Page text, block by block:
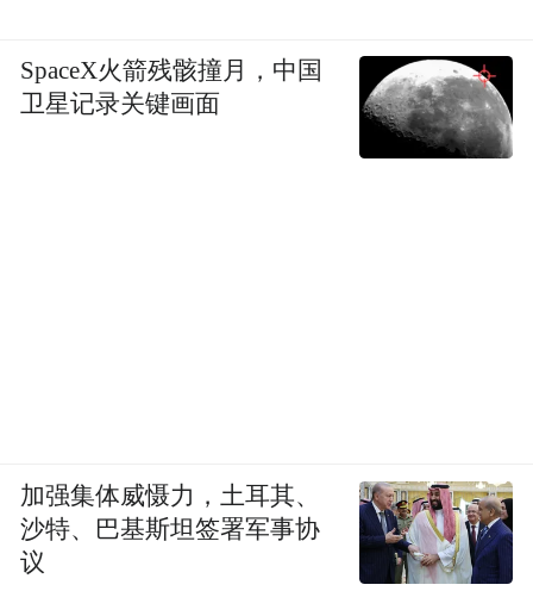
SpaceX火箭残骸撞月，中国
卫星记录关键画面
加强集体威慑力，土耳其、
沙特、巴基斯坦签署军事协
议